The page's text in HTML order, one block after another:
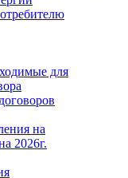
для
на
2026г.